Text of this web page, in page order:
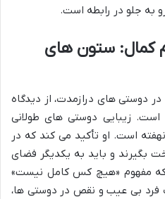
به جلو در رابطه است.
کمال: ستون های
دوستی های درازمدت، از دیدگاه
زیبایی دوستی های طولانی
است. او تأکید می کند که در
سخت بگیرند و باید به یکدیگر فضای
که مفهوم «هیچ کس کامل نیست»
فرد بی عیب و نقص در دوستی ها،